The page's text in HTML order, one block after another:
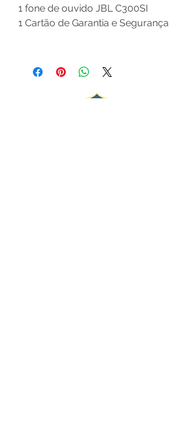
1 fone de ouvido JBL C300SI
1 Cartão de Garantia e Segurança